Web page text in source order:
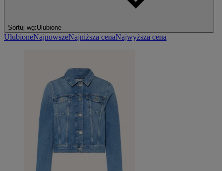
Sortuj wg:Ulubione
UlubioneNajnowszeNajniższa cenaNajwyższa cena